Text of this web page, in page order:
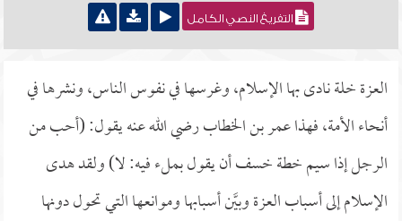
التفريغ النصي الكامل
العزة خلة نادى بها الإسلام، وغرسها في نفوس الناس، ونشرها في
أنحاء الأمة، فهذا عمر بن الخطاب رضي الله عنه يقول: (أحب من
الرجل إذا سيم خطة خسف أن يقول بملء فيه: لا) ولقد هدى
الإسلام إلى أسباب العزة وبيَّن أسبابها وموانعها التي تحول دونها